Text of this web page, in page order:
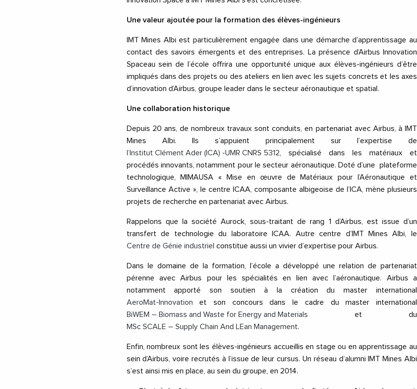
Une valeur ajoutée pour la formation des élèves-ingénieurs
IMT Mines Albi est particulièrement engagée dans une démarche d’apprentissage au
contact des savoirs émergents et des entreprises. La présence d’Airbus Innovation
Spaceau sein de l’école offrira une opportunité unique aux élèves-ingénieurs d’être
impliqués dans des projets ou des ateliers en lien avec les sujets concrets et les axes
d’innovation d’Airbus, groupe leader dans le secteur aéronautique et spatial.
Une collaboration historique
Depuis 20 ans, de nombreux travaux sont conduits, en partenariat avec Airbus, à IMT
Mines Albi. Ils s’appuient principalement sur l’expertise de
l’Institut Clément Ader (ICA) -UMR CNRS 5312 , spécialisé dans les matériaux et
procédés innovants, notamment pour le secteur aéronautique. Doté d’une plateforme
technologique, MIMAUSA « Mise en œuvre de Matériaux pour l’Aéronautique et
Surveillance Active », le centre ICAA, composante albigeoise de l’ICA, mène plusieurs
projets de recherche en partenariat avec Airbus.
Rappelons que la société Aurock, sous-traitant de rang 1 d’Airbus, est issue d’un
transfert de technologie du laboratoire ICAA. Autre centre d’IMT Mines Albi, le
Centre de Génie industriel constitue aussi un vivier d’expertise pour Airbus.
Dans le domaine de la formation, l’école a développé une relation de partenariat
pérenne avec Airbus pour les spécialités en lien avec l’aéronautique. Airbus a
notamment apporté son soutien à la création du master international
AeroMat-Innovation et son concours dans le cadre du master international
BiWEM – Biomass and Waste for Energy and Materials et du
MSc SCALE – Supply Chain And LEan Management.
Enfin, nombreux sont les élèves-ingénieurs accueillis en stage ou en apprentissage au
sein d’Airbus, voire recrutés à l’issue de leur cursus. Un réseau d’alumni IMT Mines Albi
s’est ainsi mis en place, au sein du groupe, en 2014.